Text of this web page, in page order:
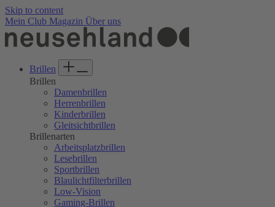
Skip to content
Mein Club Magazin Über uns
Brillen
Brillen
Damenbrillen
Herrenbrillen
Kinderbrillen
Gleitsichtbrillen
Brillenarten
Arbeitsplatzbrillen
Lesebrillen
Sportbrillen
Blaulichtfilterbrillen
Low-Vision
Gaming-Brillen